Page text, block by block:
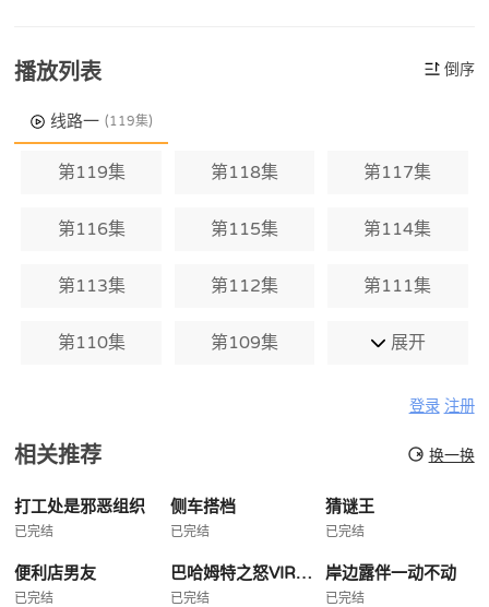
播放列表 倒序
线路一 (119集)
第119集 第118集 第117集
第116集 第115集 第114集
第113集 第112集 第111集
第110集 第109集 展开
登录 注册
相关推荐 换一换
打工处是邪恶组织
已完结
侧车搭档
已完结
猜谜王
已完结
便利店男友
已完结
巴哈姆特之怒VIRGINSOUL
已完结
岸边露伴一动不动
已完结